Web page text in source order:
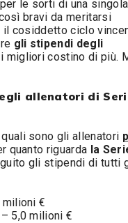
le sorti di una singola
bravi da meritarsi
il cosiddetto ciclo
gli stipendi degli
migliori costino di più.
allenatori di
sono gli allenatori
quanto riguarda la
gli stipendi di tutti
€
5,0 milioni €